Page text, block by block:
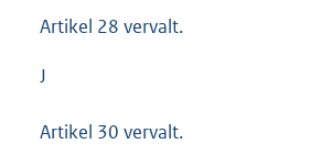
Artikel 28 vervalt.
J
Artikel 30 vervalt.